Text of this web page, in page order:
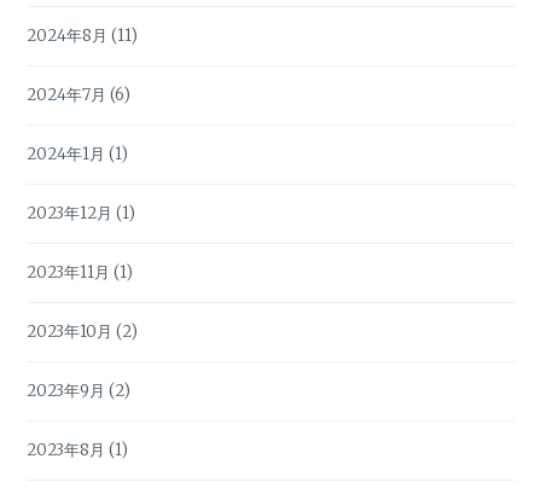
2024年8月 (11)
2024年7月 (6)
2024年1月 (1)
2023年12月 (1)
2023年11月 (1)
2023年10月 (2)
2023年9月 (2)
2023年8月 (1)